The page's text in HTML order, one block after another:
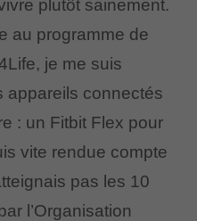
plutôt sainement.
au programme de
je me suis
appareils connectés
: un Fitbit Flex pour
vite rendue compte
pas les 10
l’Organisation